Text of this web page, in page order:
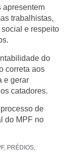
apresentem
trabalhistas,
e respeito
do
correta aos
e gerar
catadores.
de
do MPF no
, PRÉDIOS,